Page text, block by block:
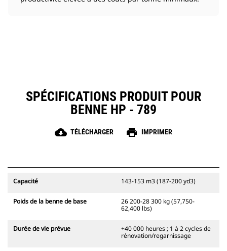
SPÉCIFICATIONS PRODUIT POUR
BENNE HP - 789
cloud_download TÉLÉCHARGER print IMPRIMER
Capacité 143-153 m3 (187-200 yd3)
Poids de la benne de base
26 200-28 300 kg (57,750-
62,400 lbs)
Durée de vie prévue
+40 000 heures ; 1 à 2 cycles de
rénovation/regarnissage